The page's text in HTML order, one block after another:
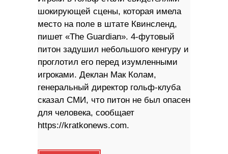
шокирующей сцены, которая имела
место на поле в штате Квинсленд,
пишет «The Guardian». 4-футовый
питон задушил небольшого кенгуру и
проглотил его перед изумленными
игроками. Деклан Мак Колам,
генеральный директор гольф-клуба
сказал СМИ, что питон не был опасен
для человека, сообщает
https://kratkonews.com.